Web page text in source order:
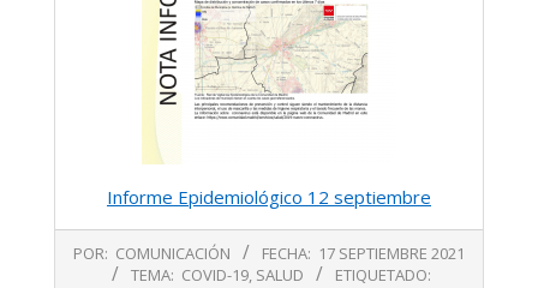
Informe Epidemiológico 12 septiembre
09-
POR: COMUNICACIÓN FECHA: 17 SEPTIEMBRE 2021
TEMA: COVID-19, SALUD
ETIQUETADO: